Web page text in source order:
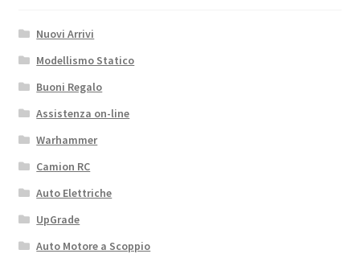
Nuovi Arrivi
Modellismo Statico
Buoni Regalo
Assistenza on-line
Warhammer
Camion RC
Auto Elettriche
UpGrade
Auto Motore a Scoppio